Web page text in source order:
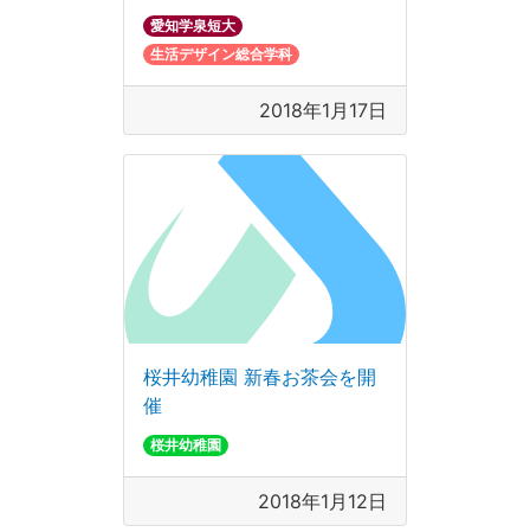
愛知学泉短大
生活デザイン総合学科
2018年1月17日
桜井幼稚園 新春お茶会を開
催
桜井幼稚園
2018年1月12日